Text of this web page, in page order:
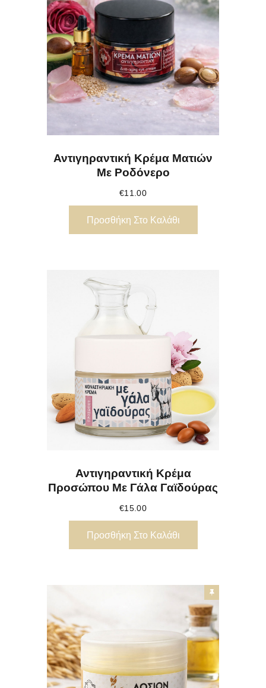
Αντιγηραντική Κρέμα Ματιών
Με Ροδόνερο
€11.00
Προσθήκη Στο Καλάθι
Αντιγηραντική Κρέμα
Προσώπου Με Γάλα Γαϊδούρας
€15.00
Προσθήκη Στο Καλάθι